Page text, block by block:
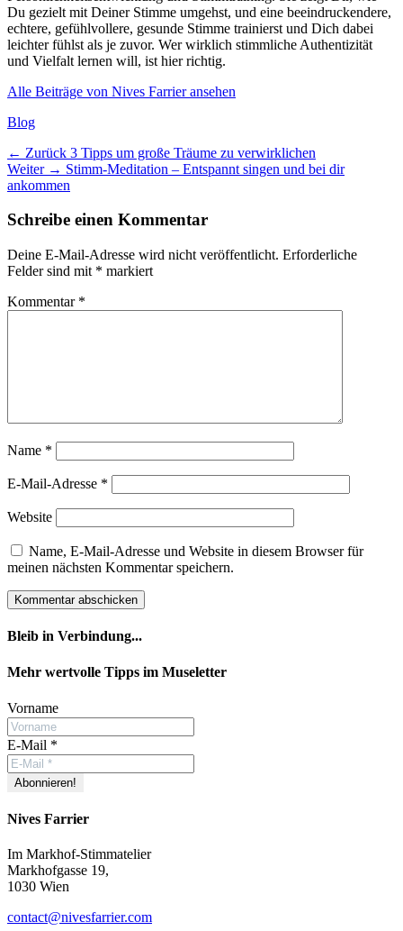
Du gezielt mit Deiner Stimme umgehst, und eine beeindruckendere,
echtere, gefühlvollere, gesunde Stimme trainierst und Dich dabei
leichter fühlst als je zuvor. Wer wirklich stimmliche Authentizität
und Vielfalt lernen will, ist hier richtig.
Alle Beiträge von Nives Farrier ansehen
Kategorien
Blog
Beitragsnavigation
← Zurück Vorheriger
Beitrag:
3 Tipps um große Träume zu verwirklichen
Weiter → Nächster
Beitrag:
Stimm-Meditation – Entspannt singen und bei dir
ankommen
Schreibe einen Kommentar
Deine E-Mail-Adresse wird nicht veröffentlicht. Erforderliche
Felder sind mit * markiert
Kommentar *
Name *
E-Mail-Adresse *
Website
Name, E-Mail-Adresse und Website in diesem Browser für
meinen nächsten Kommentar speichern.
Bleib in Verbindung...
Facebook
YouTube
Instagram
Mehr wertvolle Tipps im Museletter
Vorname
E-Mail *
Nives Farrier
Im Markhof-Stimmatelier
Markhofgasse 19,
1030 Wien
contact@nivesfarrier.com